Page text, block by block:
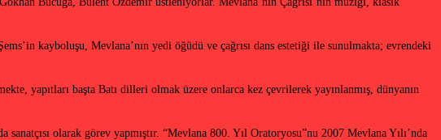
kayboluşu, Mevlana’nın yedi öğüdü ve çağrısı dans estetiği ile sunulmakta; evrendeki
yapıtları başta Batı dilleri olmak üzere onlarca kez çevrilerek yayınlanmış, dünyanın
olarak görev yapmıştır. “Mevlana 800. Yıl Oratoryosu”nu 2007 Mevlana Yılı’nda